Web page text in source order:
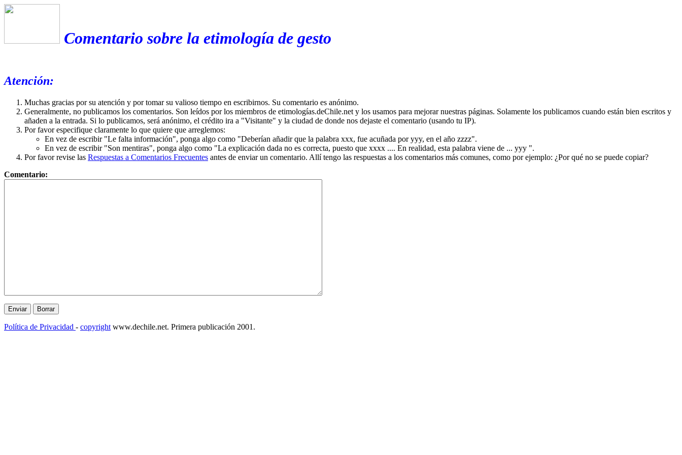
Comentario sobre la etimología de gesto
Atención:
Muchas gracias por su atención y por tomar su valioso tiempo en escribirnos. Su comentario es anónimo.
Generalmente, no publicamos los comentarios. Son leídos por los miembros de etimologías.deChile.net y los usamos para mejorar nuestras páginas. Solamente los publicamos cuando están bien escritos y
añaden a la entrada. Si lo publicamos, será anónimo, el crédito ira a "Visitante" y la ciudad de donde nos dejaste el comentario (usando tu IP).
Por favor especifique claramente lo que quiere que arreglemos:
En vez de escribir "Le falta información", ponga algo como "Deberían añadir que la palabra xxx, fue acuñada por yyy, en el año zzzz".
En vez de escribir "Son mentiras", ponga algo como "La explicación dada no es correcta, puesto que xxxx .... En realidad, esta palabra viene de ... yyy ".
Por favor revise las Respuestas a Comentarios Frecuentes antes de enviar un comentario. Allí tengo las respuestas a los comentarios más comunes, como por ejemplo: ¿Por qué no se puede copiar?
Comentario:
Política de Privacidad - copyright www.dechile.net. Primera publicación 2001.